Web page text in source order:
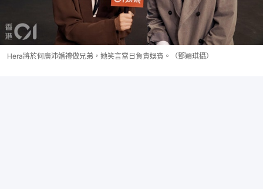
Hera將於何廣沛婚禮做兄弟，她笑言當日負責娛賓。（鄧穎琪攝）